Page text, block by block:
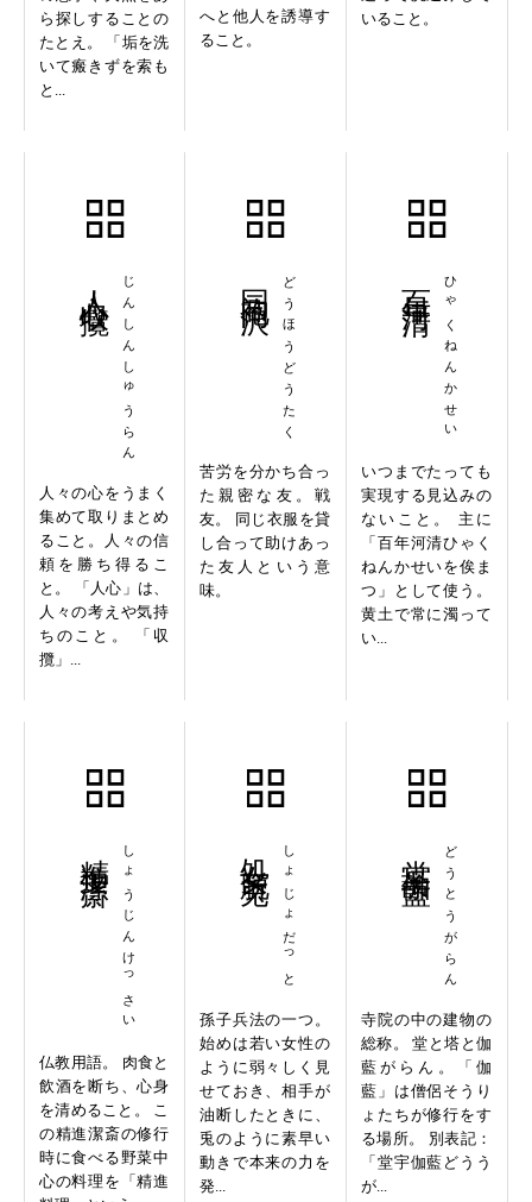
ら探しすることの
たとえ。 「垢を洗
いて瘢きずを索も
と...
へと他人を誘導す
ること。
いること。
じんしんしゅうらん
人々の心をうまく
集めて取りまとめ
ること。人々の信
頼を勝ち得るこ
と。 「人心」は、
人々の考えや気持
ちのこと。 「収
攬」...
どうほうどうたく
苦労を分かち合っ
た親密な友。戦
友。 同じ衣服を貸
し合って助けあっ
た友人という意
味。
ひゃくねんかせい
いつまでたっても
実現する見込みの
ないこと。 主に
「百年河清ひゃく
ねんかせいを俟ま
つ」として使う。
黄土で常に濁って
い...
しょうじんけっさい
仏教用語。 肉食と
飲酒を断ち、心身
を清めること。 こ
の精進潔斎の修行
時に食べる野菜中
心の料理を「精進
しょじょだっと
孫子兵法の一つ。
始めは若い女性の
ように弱々しく見
せておき、相手が
油断したときに、
兎のように素早い
動きで本来の力を
発...
どうとうがらん
寺院の中の建物の
総称。 堂と塔と伽
藍がらん。「伽
藍」は僧侶そうり
ょたちが修行をす
る場所。 別表記：
「堂宇伽藍どうう
が...